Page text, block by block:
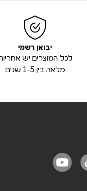
יבואן רשמי
לכל המוצרים יש
מלאה בין 1-5 שנים